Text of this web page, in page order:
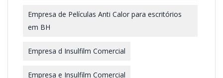
Empresa de Películas Anti Calor para escritórios
em BH
Empresa d Insulfilm Comercial
Empresa e Insulfilm Comercial